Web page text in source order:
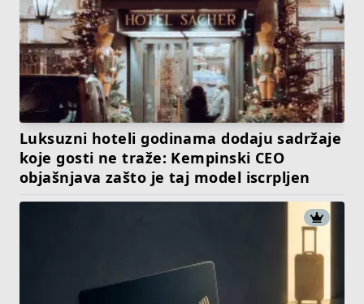
Luksuzni hoteli godinama dodaju sadržaje
koje gosti ne traže: Kempinski CEO
objašnjava zašto je taj model iscrpljen